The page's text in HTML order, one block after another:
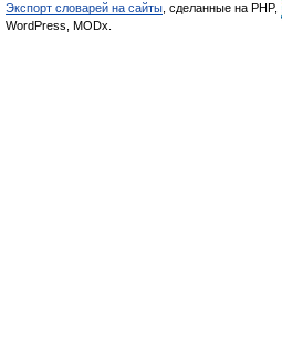
Экспорт словарей на сайты , сделанные на PHP,
WordPress, MODx.